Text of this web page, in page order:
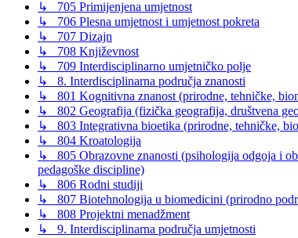
↳ 705 Primijenjena umjetnost
↳ 706 Plesna umjetnost i umjetnost pokreta
↳ 707 Dizajn
↳ 708 Književnost
↳ 709 Interdisciplinarno umjetničko polje
↳ 8. Interdisciplinarna područja znanosti
↳ 801 Kognitivna znanost (prirodne, tehničke,
↳ 802 Geografija (fizička geografija, društvena
↳ 803 Integrativna bioetika (prirodne, tehničke,
↳ 804 Kroatologija
↳ 805 Obrazovne znanosti (psihologija odgoja i
pedagoške discipline)
↳ 806 Rodni studiji
↳ 807 Biotehnologija u biomedicini (prirodno
↳ 808 Projektni menadžment
↳ 9. Interdisciplinarna područja umjetnosti